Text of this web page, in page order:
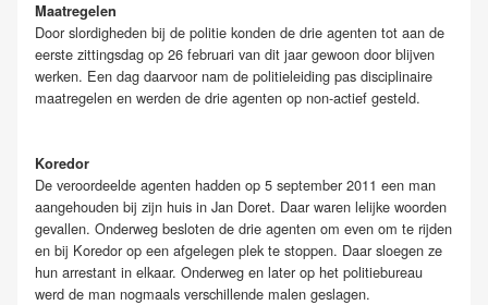
Maatregelen
Door slordigheden bij de politie konden de drie agenten tot aan de
eerste zittingsdag op 26 februari van dit jaar gewoon door blijven
werken. Een dag daarvoor nam de politieleiding pas disciplinaire
maatregelen en werden de drie agenten op non-actief gesteld.
Koredor
De veroordeelde agenten hadden op 5 september 2011 een man
aangehouden bij zijn huis in Jan Doret. Daar waren lelijke woorden
gevallen. Onderweg besloten de drie agenten om even om te rijden
en bij Koredor op een afgelegen plek te stoppen. Daar sloegen ze
hun arrestant in elkaar. Onderweg en later op het politiebureau
werd de man nogmaals verschillende malen geslagen.